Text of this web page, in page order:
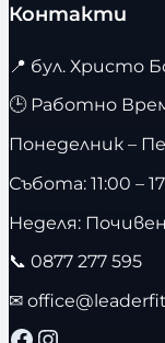
Контакти
📍 бул. Христо
🕒 Работно
Понеделник –
Събота: 11:00 –
Неделя:
📞 0877 277 595
✉